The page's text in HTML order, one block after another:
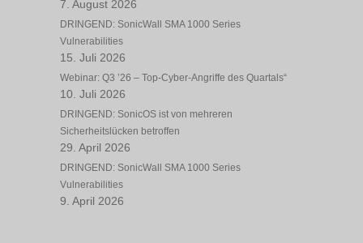
7. August 2026
DRINGEND: SonicWall SMA 1000 Series
Vulnerabilities
15. Juli 2026
Webinar: Q3 ’26 – Top-Cyber-Angriffe des Quartals“
10. Juli 2026
DRINGEND: SonicOS ist von mehreren
Sicherheitslücken betroffen
29. April 2026
DRINGEND: SonicWall SMA 1000 Series
Vulnerabilities
9. April 2026